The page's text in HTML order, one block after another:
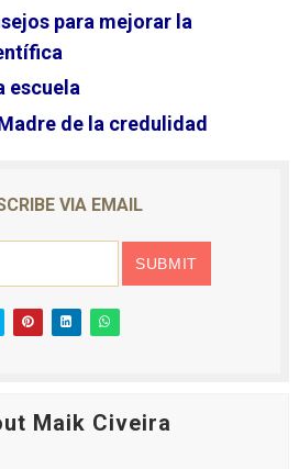
para mejorar la
escuela
de la credulidad
VIA EMAIL
Maik Civeira